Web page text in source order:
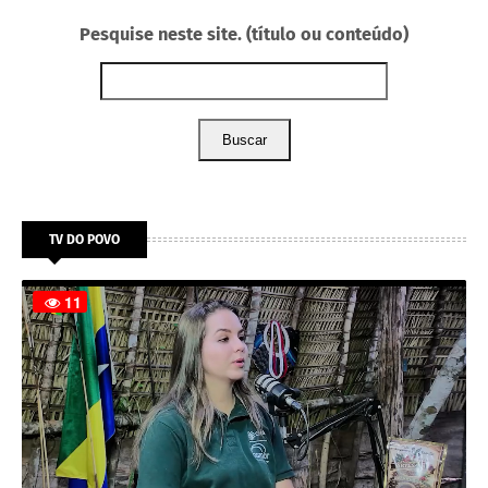
Pesquise neste site. (título ou conteúdo)
Buscar
TV DO POVO